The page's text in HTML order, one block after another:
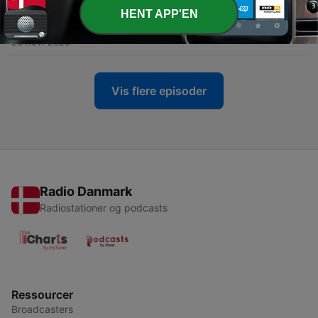
34 - Hvem er man(d)..?
26 nov. 2025
Vis flere episoder
Radio Danmark
Radiostationer og podcasts
Ressourcer
Broadcasters
HENT APP'EN